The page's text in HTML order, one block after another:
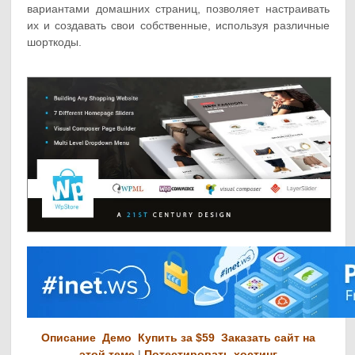
вариантами домашних страниц, позволяет настраивать
их и создавать свои собственные, используя различные
шорткоды.
Описание Демо Купить за $59 Заказать сайт на